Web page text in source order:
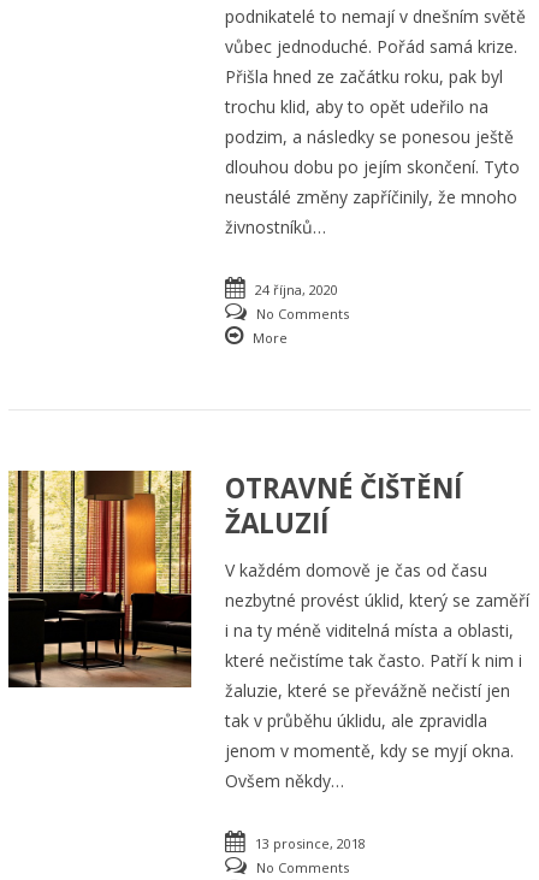
podnikatelé to nemají v dnešním světě
vůbec jednoduché. Pořád samá krize.
Přišla hned ze začátku roku, pak byl
trochu klid, aby to opět udeřilo na
podzim, a následky se ponesou ještě
dlouhou dobu po jejím skončení. Tyto
neustálé změny zapříčinily, že mnoho
živnostníků…
24 října, 2020
No Comments
More
OTRAVNÉ ČIŠTĚNÍ
ŽALUZIÍ
V každém domově je čas od času
nezbytné provést úklid, který se zaměří
i na ty méně viditelná místa a oblasti,
které nečistíme tak často. Patří k nim i
žaluzie, které se převážně nečistí jen
tak v průběhu úklidu, ale zpravidla
jenom v momentě, kdy se myjí okna.
Ovšem někdy…
13 prosince, 2018
No Comments